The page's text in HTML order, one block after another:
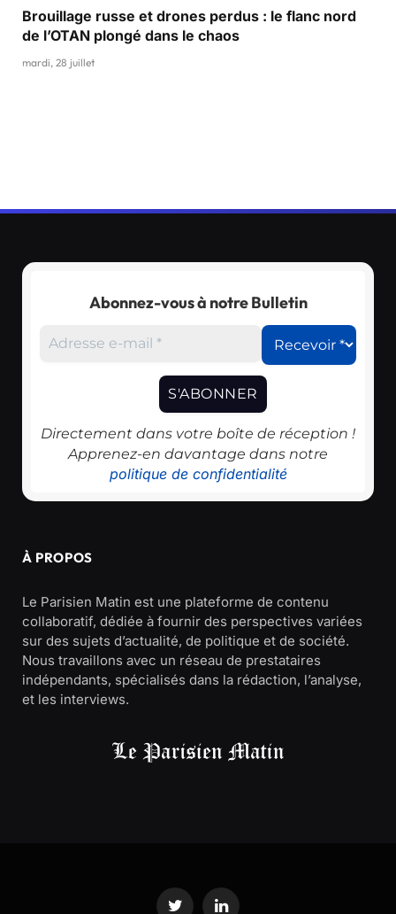
Brouillage russe et drones perdus : le flanc nord
de l’OTAN plongé dans le chaos
mardi, 28 juillet
Abonnez-vous à notre Bulletin
Directement dans votre boîte de réception !
Apprenez-en davantage dans notre
politique de confidentialité
À PROPOS
Le Parisien Matin est une plateforme de contenu
collaboratif, dédiée à fournir des perspectives variées
sur des sujets d’actualité, de politique et de société.
Nous travaillons avec un réseau de prestataires
indépendants, spécialisés dans la rédaction, l’analyse,
et les interviews.